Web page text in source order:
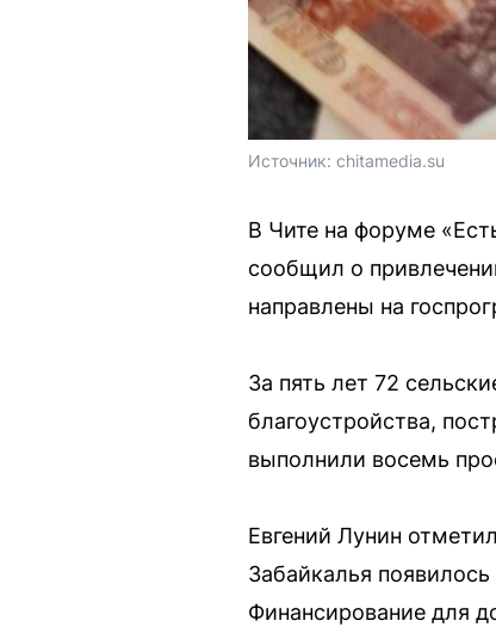
Источник: chitamedia.su
В Чите на форуме
сообщил о
направлены на
За пять лет 72
благоустройства,
выполнили восемь
Евгений Лунин
Забайкалья
Финансирование для